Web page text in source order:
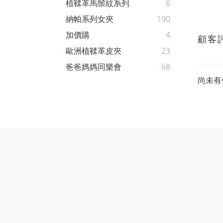
植鞣革馬鬃紋系列
6
納帕系列女夾
190
加價購
4
歐洲植鞣革皮夾
23
爸爸媽媽同樂會
68
顧客
尚未